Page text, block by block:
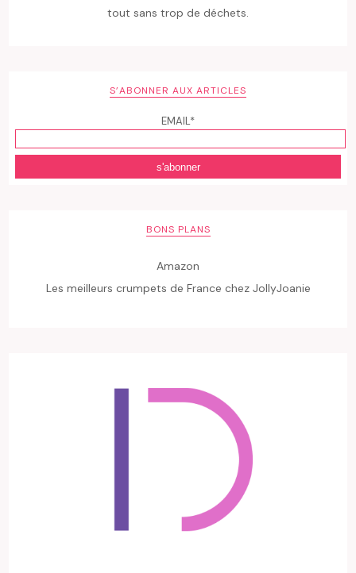
tout sans trop de déchets.
S’ABONNER AUX ARTICLES
EMAIL*
BONS PLANS
Amazon
Les meilleurs crumpets de France chez JollyJoanie